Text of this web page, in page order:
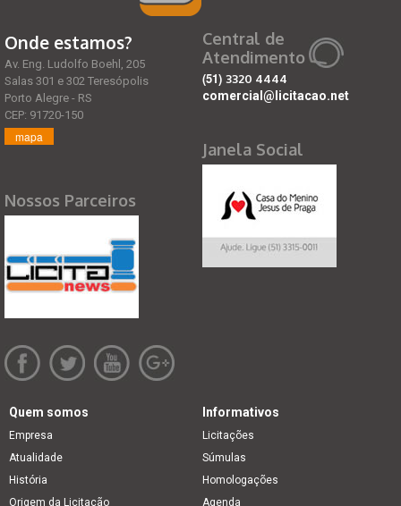
Onde estamos?
Av. Eng. Ludolfo Boehl, 205
Salas 301 e 302 Teresópolis
Porto Alegre - RS
CEP: 91720-150
mapa
Nossos Parceiros
Central de
Atendimento
(51) 3320 4444
comercial@licitacao.net
Janela Social
Quem somos
Empresa
Atualidade
História
Origem da Licitação
Informativos
Licitações
Súmulas
Homologações
Agenda